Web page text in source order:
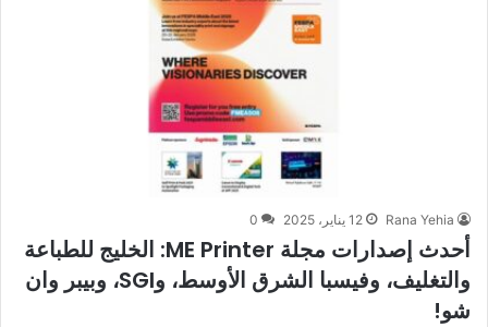
Rana Yehia 12 يناير، 2025 0
أحدث إصدارات مجلة ME Printer: الخليج للطباعة
والتغليف، وفيسبا الشرق الأوسط، وSGI، وبيبر وان
شو!